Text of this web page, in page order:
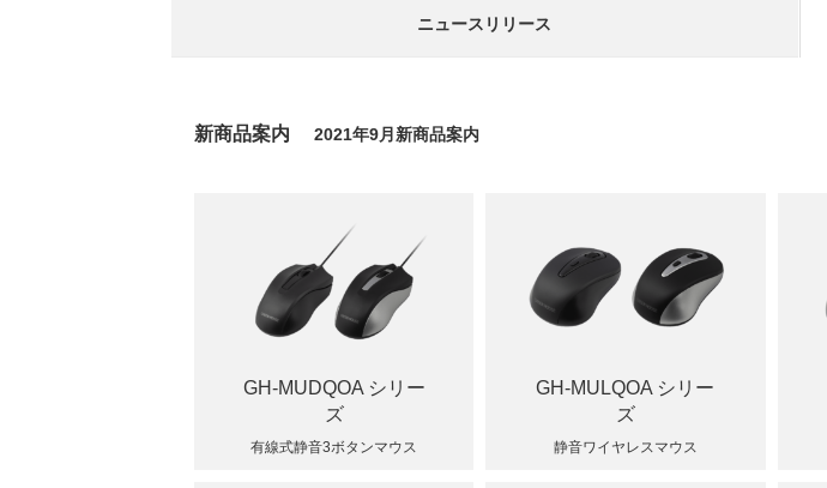
ニュースリリース
新商品案内 2021年9月新商品案内
GH-MUDQOA シリー
ズ
有線式静音3ボタンマウス
GH-MULQOA シリー
ズ
静音ワイヤレスマウス